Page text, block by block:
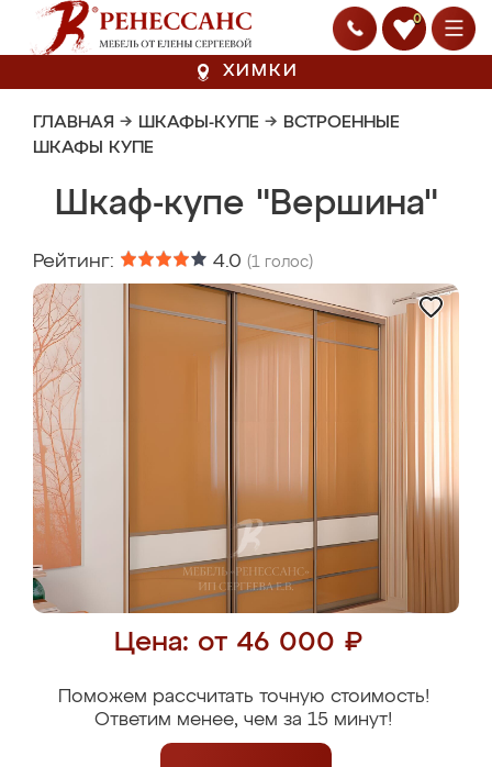
0
ХИМКИ
ГЛАВНАЯ → ШКАФЫ-КУПЕ → ВСТРОЕННЫЕ
ШКАФЫ КУПЕ
Шкаф-купе "Вершина"
Рейтинг: 4.0 (1 голос)
Цена: от 46 000 ₽
Поможем рассчитать точную стоимость!
Ответим менее, чем за 15 минут!